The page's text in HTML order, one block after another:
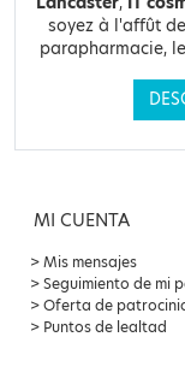
soyez à l'affût
parapharmacie,
MI CUENTA
Mis mensajes
Seguimiento de mi
Oferta de
Puntos de lealtad